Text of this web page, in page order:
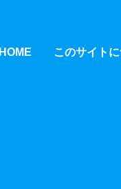
HOME このサイト